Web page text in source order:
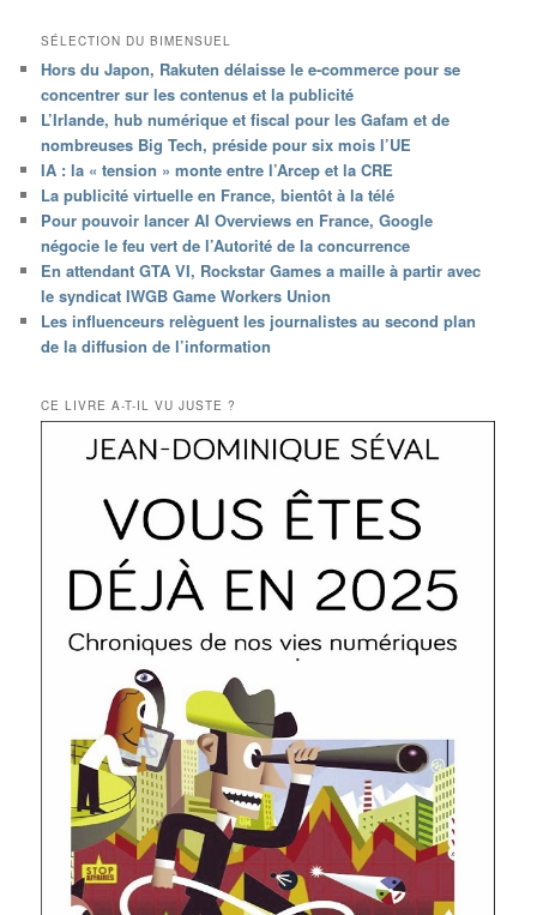
SÉLECTION DU BIMENSUEL
Hors du Japon, Rakuten délaisse le e-commerce pour se
concentrer sur les contenus et la publicité
L’Irlande, hub numérique et fiscal pour les Gafam et de
nombreuses Big Tech, préside pour six mois l’UE
IA : la « tension » monte entre l’Arcep et la CRE
La publicité virtuelle en France, bientôt à la télé
Pour pouvoir lancer AI Overviews en France, Google
négocie le feu vert de l’Autorité de la concurrence
En attendant GTA VI, Rockstar Games a maille à partir avec
le syndicat IWGB Game Workers Union
Les influenceurs relèguent les journalistes au second plan
de la diffusion de l’information
CE LIVRE A-T-IL VU JUSTE ?